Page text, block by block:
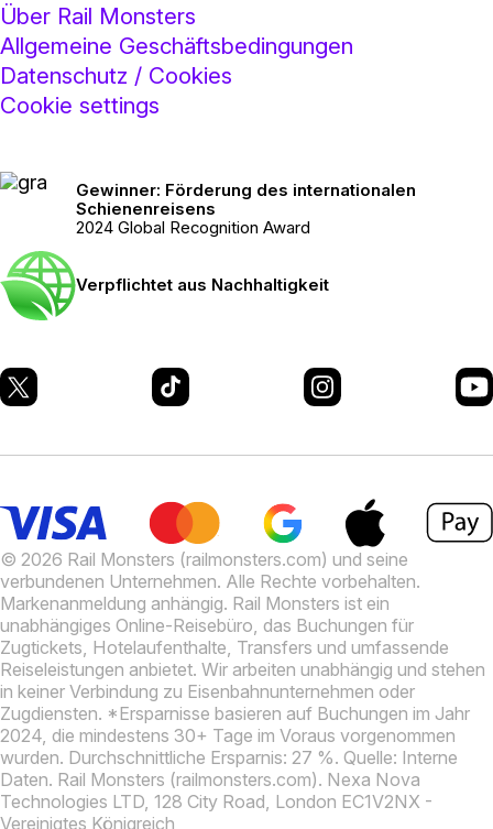
Über Rail Monsters
Allgemeine Geschäftsbedingungen
Datenschutz / Cookies
Cookie settings
Gewinner: Förderung des internationalen
Schienenreisens
2024 Global Recognition Award
Verpflichtet aus Nachhaltigkeit
© 2026 Rail Monsters (railmonsters.com) und seine
verbundenen Unternehmen. Alle Rechte vorbehalten.
Markenanmeldung anhängig. Rail Monsters ist ein
unabhängiges Online-Reisebüro, das Buchungen für
Zugtickets, Hotelaufenthalte, Transfers und umfassende
Reiseleistungen anbietet. Wir arbeiten unabhängig und stehen
in keiner Verbindung zu Eisenbahnunternehmen oder
Zugdiensten. *Ersparnisse basieren auf Buchungen im Jahr
2024, die mindestens 30+ Tage im Voraus vorgenommen
wurden. Durchschnittliche Ersparnis: 27 %. Quelle: Interne
Daten. Rail Monsters (railmonsters.com). Nexa Nova
Technologies LTD, 128 City Road, London EC1V2NX -
Vereinigtes Königreich